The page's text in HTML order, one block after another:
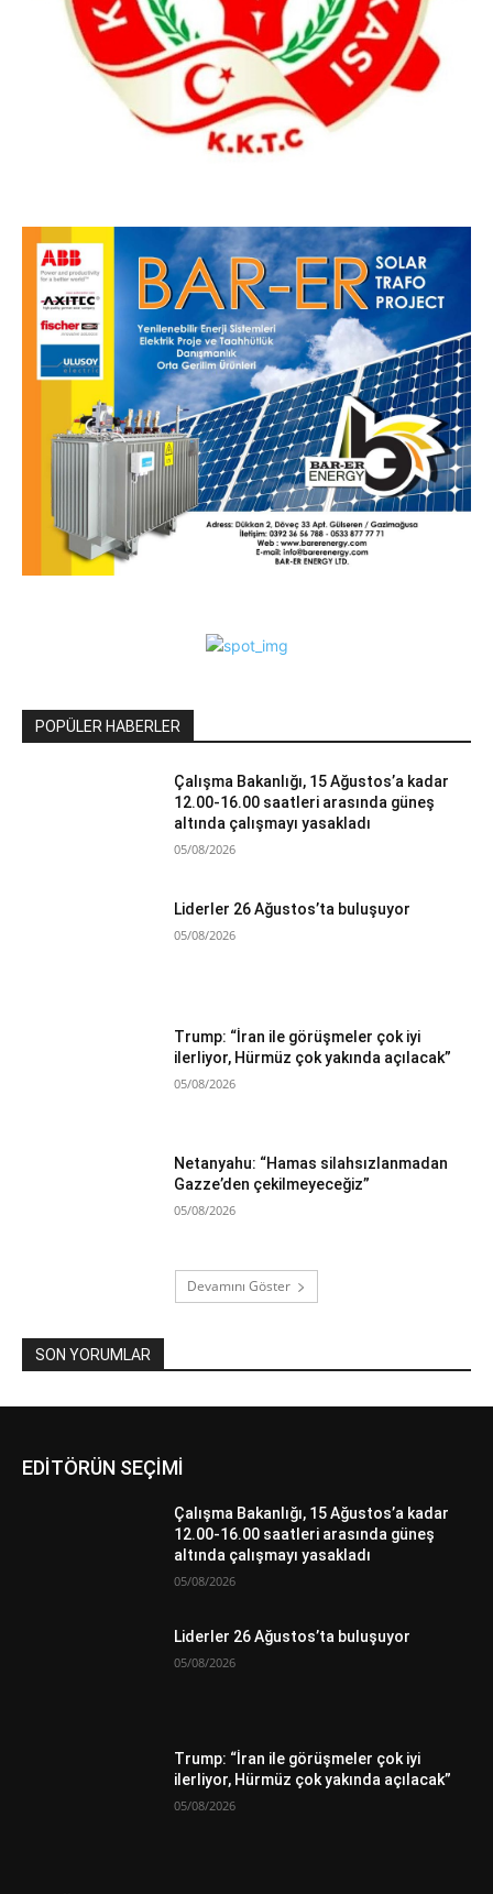
POPÜLER HABERLER
Çalışma Bakanlığı, 15 Ağustos’a kadar
12.00-16.00 saatleri arasında güneş
altında çalışmayı yasakladı
05/08/2026
Liderler 26 Ağustos’ta buluşuyor
05/08/2026
Trump: “İran ile görüşmeler çok iyi
ilerliyor, Hürmüz çok yakında açılacak”
05/08/2026
Netanyahu: “Hamas silahsızlanmadan
Gazze’den çekilmeyeceğiz”
05/08/2026
Devamını Göster
SON YORUMLAR
EDİTÖRÜN SEÇİMİ
Çalışma Bakanlığı, 15 Ağustos’a kadar
12.00-16.00 saatleri arasında güneş
altında çalışmayı yasakladı
05/08/2026
Liderler 26 Ağustos’ta buluşuyor
05/08/2026
Trump: “İran ile görüşmeler çok iyi
ilerliyor, Hürmüz çok yakında açılacak”
05/08/2026